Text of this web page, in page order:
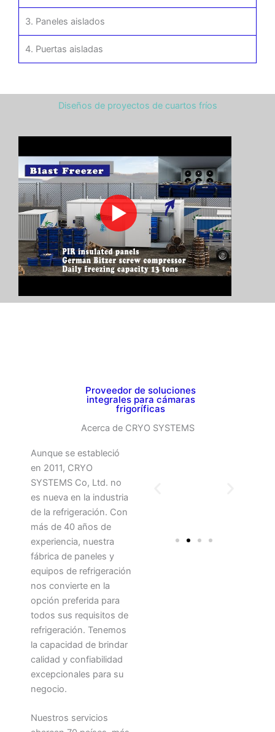
3. Paneles aislados
4. Puertas aisladas
Diseños de proyectos de cuartos fríos
Proveedor de soluciones
integrales para cámaras
frigoríficas
Acerca de CRYO SYSTEMS
Aunque se estableció
en 2011, CRYO
SYSTEMS Co, Ltd. no
es nueva en la industria
de la refrigeración. Con
más de 40 años de
experiencia, nuestra
fábrica de paneles y
equipos de refrigeración
nos convierte en la
opción preferida para
todos sus requisitos de
refrigeración. Tenemos
la capacidad de brindar
calidad y confiabilidad
excepcionales para su
negocio.
Nuestros servicios